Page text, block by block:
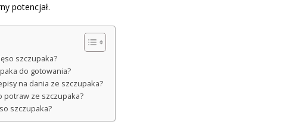
potencjał.
szczupaka?
do gotowania?
na dania ze szczupaka?
potraw ze szczupaka?
szczupaka?